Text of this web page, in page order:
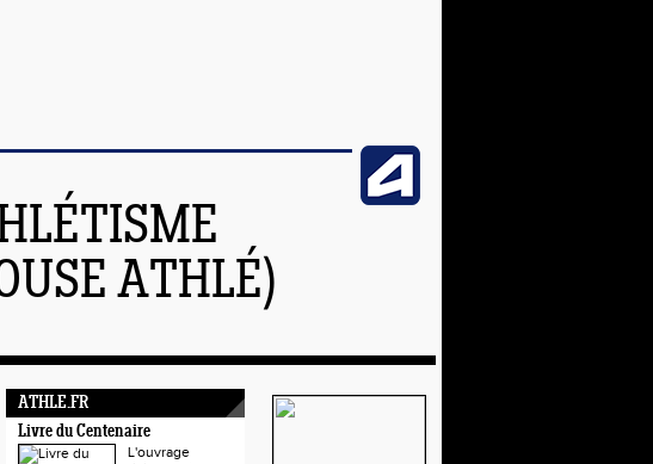
ATHLÉ)
ATHLE.FR
Livre du Centenaire
L'ouvrage